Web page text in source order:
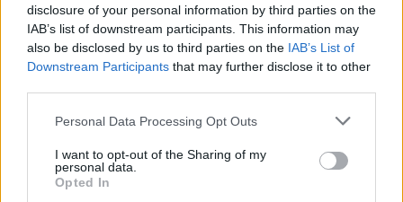
disclosure of your personal information by third parties on the
IAB’s list of downstream participants. This information may
also be disclosed by us to third parties on the IAB’s List of
Downstream Participants that may further disclose it to other
Personal Data Processing Opt Outs
I want to opt-out of the Sharing of my
personal data.
Opted In
ΔΗΜΟΦΙΛΗ
αύξηση κερδών 57% - Τα νέα στοιχήματα σε low
& non alcohol
06/08/2026 - 11:48 ΕΠΙΧΕΙΡΗΣΕΙΣ